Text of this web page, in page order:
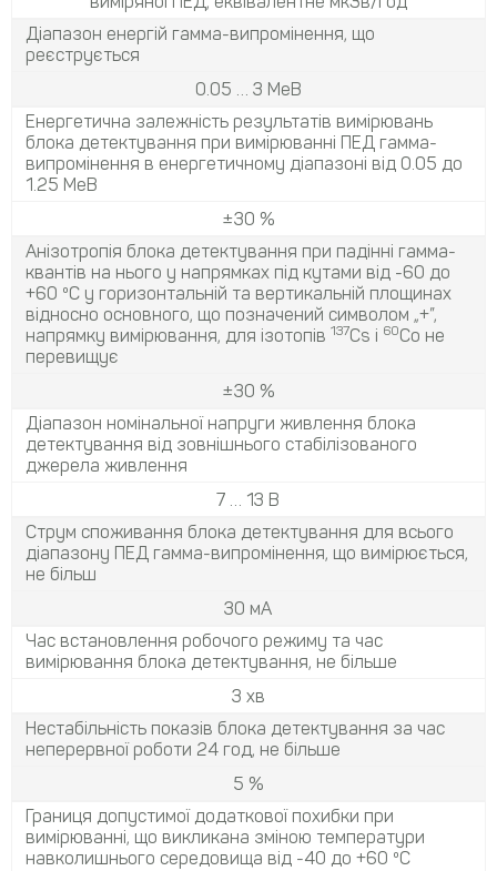
Діапазон енергій гамма-випромінення, що
реєструється
0.05 … 3 МеВ
Енергетична залежність результатів вимірювань
блока детектування при вимірюванні ПЕД гамма-
випромінення в енергетичному діапазоні від 0.05 до
1.25 МеВ
±30 %
Анізотропія блока детектування при падінні гамма-
квантів на нього у напрямках під кутами від -60 до
+60 ºC у горизонтальній та вертикальній площинах
відносно основного, що позначений символом „+”,
напрямку вимірювання, для ізотопів 137Cs і 60Со не
перевищує
±30 %
Діапазон номінальної напруги живлення блока
детектування від зовнішнього стабілізованого
джерела живлення
7 … 13 В
Струм споживання блока детектування для всього
діапазону ПЕД гамма-випромінення, що вимірюється,
не більш
30 мА
Час встановлення робочого режиму та час
вимірювання блока детектування, не більше
3 хв
Нестабільність показів блока детектування за час
неперервної роботи 24 год, не більше
5 %
Границя допустимої додаткової похибки при
вимірюванні, що викликана зміною температури
навколишнього середовища від -40 до +60 ºC